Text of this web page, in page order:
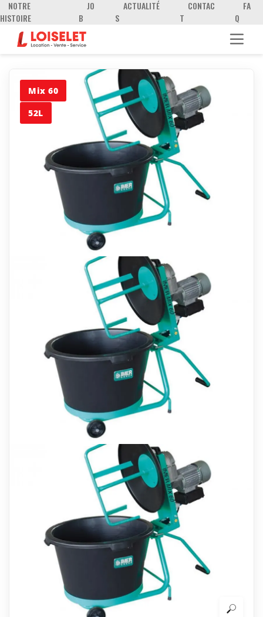
NOTRE
HISTOIRE
JO
B
ACTUALITÉ
S
CONTAC
T
FA
Q
Mix 60
52L